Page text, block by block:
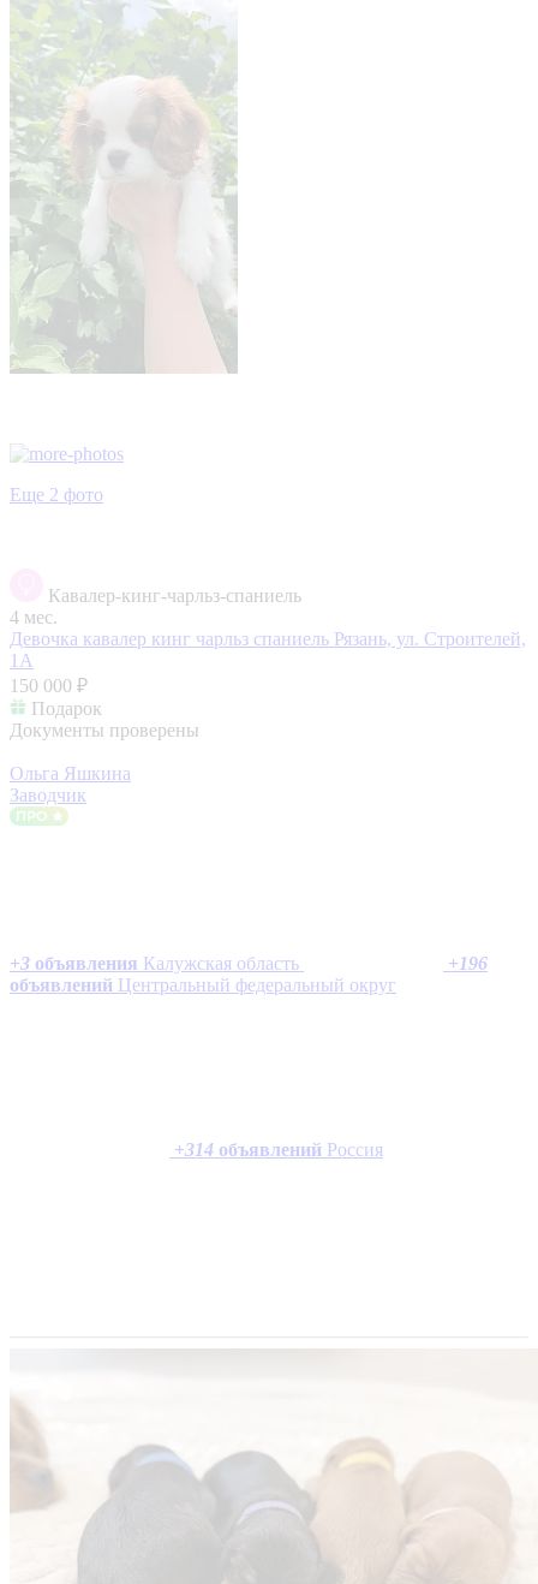
Еще 2 фото
Кавалер-кинг-чарльз-спаниель
4 мес.
Девочка кавалер кинг чарльз спаниель Рязань, ул. Строителей,
1А
150 000 ₽
Подарок
Документы проверены
Ольга Яшкина
Заводчик
+3 объявления Калужская область +196
объявлений Центральный федеральный округ
+314 объявлений Россия